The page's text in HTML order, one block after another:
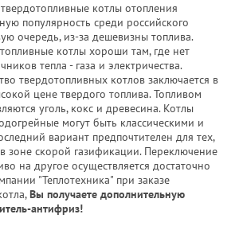
котлы отопления
популярность среди российского
очередь, из-за дешевизны топлива.
котлы хороши там, где нет
тепла - газа и электричества.
твердотопливных котлов заключается в
цене твердого топлива. Топливом
уголь, кокс и древесина. Котлы
могут быть классическими и
вариант предпочтителен для тех,
зоне скорой газификации. Переключение
на другое осуществляется достаточно
"Теплотехника" при заказе
Вы получаете дополнительную
антифриз!